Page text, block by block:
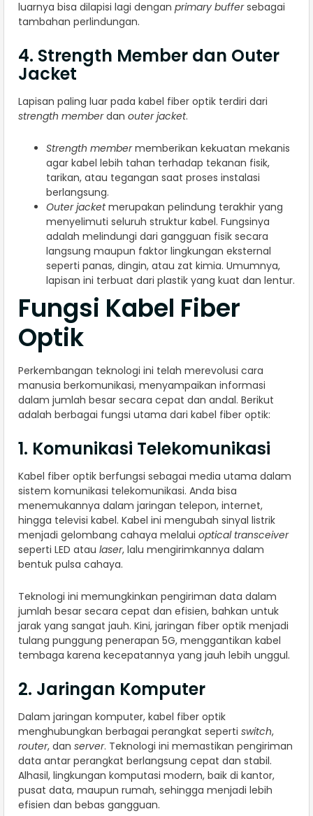
luarnya bisa dilapisi lagi dengan primary buffersebagai
tambahan perlindungan.
4. Strength Member dan Outer
Jacket
Lapisan paling luar pada kabel fiber optik terdiri dari
strength memberdan outer jacket.
Strength membermemberikan kekuatan mekanis
agar kabel lebih tahan terhadap tekanan fisik,
tarikan, atau tegangan saat proses instalasi
berlangsung.
Outer jacketmerupakan pelindung terakhir yang
menyelimuti seluruh struktur kabel. Fungsinya
adalah melindungi dari gangguan fisik secara
langsung maupun faktor lingkungan eksternal
seperti panas, dingin, atau zat kimia. Umumnya,
lapisan ini terbuat dari plastik yang kuat dan lentur.
Fungsi Kabel Fiber
Optik
Perkembangan teknologi ini telah merevolusi cara
manusia berkomunikasi, menyampaikan informasi
dalam jumlah besar secara cepat dan andal. Berikut
adalah berbagai fungsi utama dari kabel fiber optik:
1. Komunikasi Telekomunikasi
Kabel fiber optik berfungsi sebagai media utama dalam
sistem komunikasi telekomunikasi. Anda bisa
menemukannya dalam jaringan telepon, internet,
hingga televisi kabel. Kabel ini mengubah sinyal listrik
menjadi gelombang cahaya melalui optical transceiver
seperti LED atau laser, lalu mengirimkannya dalam
bentuk pulsa cahaya.
Teknologi ini memungkinkan pengiriman data dalam
jumlah besar secara cepat dan efisien, bahkan untuk
jarak yang sangat jauh. Kini, jaringan fiber optik menjadi
tulang punggung penerapan 5G, menggantikan kabel
tembaga karena kecepatannya yang jauh lebih unggul.
2. Jaringan Komputer
Dalam jaringan komputer, kabel fiber optik
menghubungkan berbagai perangkat seperti switch,
router, dan server. Teknologi ini memastikan pengiriman
data antar perangkat berlangsung cepat dan stabil.
Alhasil, lingkungan komputasi modern, baik di kantor,
pusat data, maupun rumah, sehingga menjadi lebih
efisien dan bebas gangguan.